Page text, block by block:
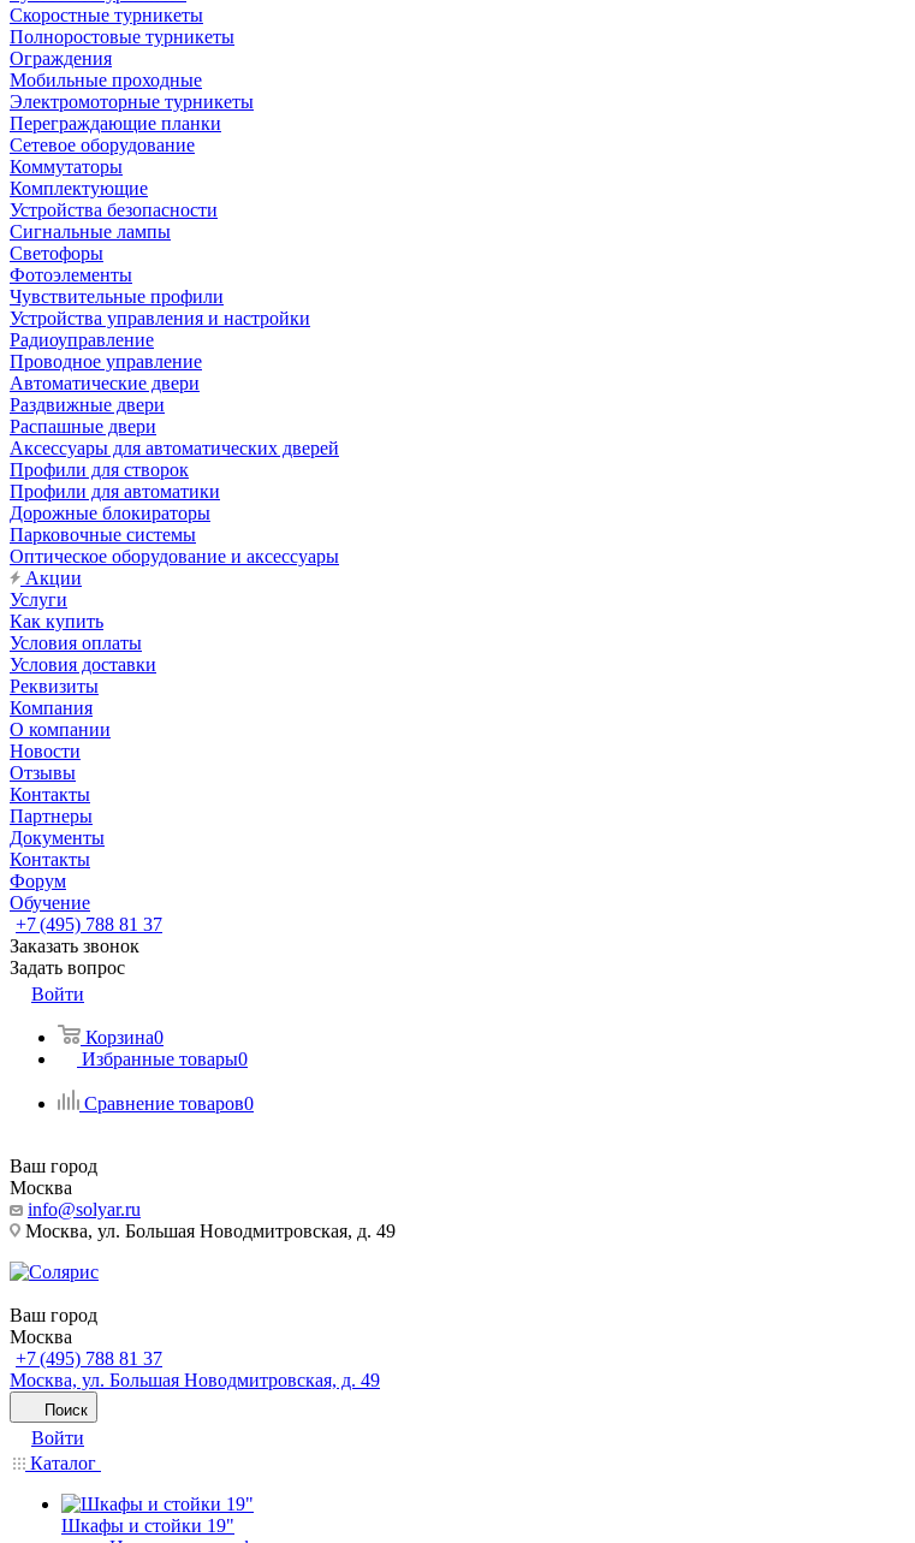
Скоростные турникеты
Полноростовые турникеты
Ограждения
Мобильные проходные
Электромоторные турникеты
Переграждающие планки
Сетевое оборудование
Коммутаторы
Комплектующие
Устройства безопасности
Сигнальные лампы
Светофоры
Фотоэлементы
Чувствительные профили
Устройства управления и настройки
Радиоуправление
Проводное управление
Автоматические двери
Раздвижные двери
Распашные двери
Аксессуары для автоматических дверей
Профили для створок
Профили для автоматики
Дорожные блокираторы
Парковочные системы
Оптическое оборудование и аксессуары
Акции
Услуги
Как купить
Условия оплаты
Условия доставки
Реквизиты
Компания
О компании
Новости
Отзывы
Контакты
Партнеры
Документы
Контакты
Форум
Обучение
+7 (495) 788 81 37
Заказать звонок
Задать вопрос
Войти
Корзина0
Избранные товары0
Сравнение товаров0
Ваш город
Москва
info@solyar.ru
Москва, ул. Большая Новодмитровская, д. 49
Ваш город
Москва
+7 (495) 788 81 37
Москва, ул. Большая Новодмитровская, д. 49
Поиск
Войти
Каталог
Шкафы и стойки 19"